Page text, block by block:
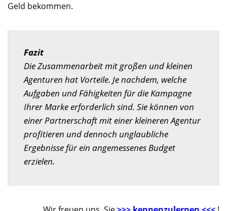
Geld bekommen.
Fazit
Die Zusammenarbeit mit großen und kleinen
Agenturen hat Vorteile. Je nachdem, welche
Aufgaben und Fähigkeiten für die Kampagne
Ihrer Marke erforderlich sind. Sie können von
einer Partnerschaft mit einer kleineren Agentur
profitieren und dennoch unglaubliche
Ergebnisse für ein angemessenes Budget
erzielen.